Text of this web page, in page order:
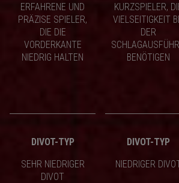
ERFAHRENE UND
PRÄZISE SPIELER,
DIE DIE
VORDERKANTE
NIEDRIG HALTEN
KURZSPIELER,
VIELSEITIGKEIT
DER
BENÖTIGEN
DIVOT-TYP DIVOT-TYP
SEHR NIEDRIGER
DIVOT
NIEDRIGER